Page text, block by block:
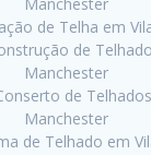
Manchester
de Telha em
de
Manchester
de
Manchester
de Telhado em